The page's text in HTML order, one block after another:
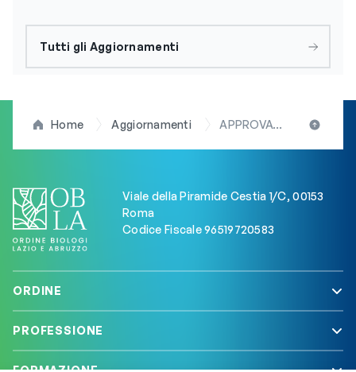
Tutti gli Aggiornamenti
Home Aggiornamenti APPROVATA BORSA STUDIO PER SPECIALIZZANDI NON MEDICI, il presidente D’Anna (FNOB): “Passo storico dopo decenni di silenzio istituzionale”
Viale della Piramide Cestia 1/C, 00153
Roma
Codice Fiscale 96519720583
ORDINE
PROFESSIONE